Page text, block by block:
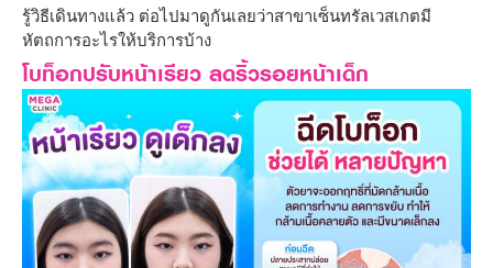
รู้วิธีเดินทางแล้ว ต่อไปมาดูกันเลยว่าสาขาเซ็นทรัลเวสเกตมี
หัตถการอะไรให้บริการบ้าง
โบท็อกปรับหน้าเรียว ลดริ้วรอยหน้าเด็ก